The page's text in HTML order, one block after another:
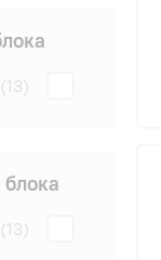
(13)
(13)